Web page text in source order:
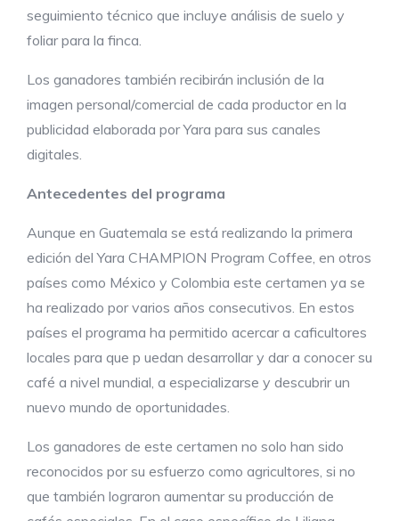
seguimiento técnico que incluye análisis de suelo y
foliar para la finca.
Los ganadores también recibirán inclusión de la
imagen personal/comercial de cada productor en la
publicidad elaborada por Yara para sus canales
digitales.
Antecedentes del programa
Aunque en Guatemala se está realizando la primera
edición del Yara CHAMPION Program Coffee, en otros
países como México y Colombia este certamen ya se
ha realizado por varios años consecutivos. En estos
países el programa ha permitido acercar a caficultores
locales para que p uedan desarrollar y dar a conocer su
café a nivel mundial, a especializarse y descubrir un
nuevo mundo de oportunidades.
Los ganadores de este certamen no solo han sido
reconocidos por su esfuerzo como agricultores, si no
que también lograron aumentar su producción de